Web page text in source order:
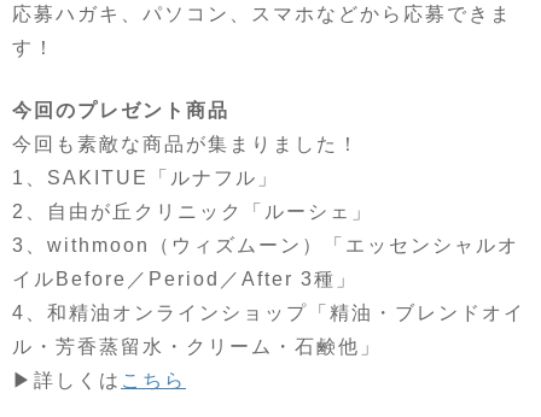
応募ハガキ、パソコン、スマホなどから応募できま
す！
今回のプレゼント商品
今回も素敵な商品が集まりました！
1、SAKITUE「ルナフル」
2、自由が丘クリニック「ルーシェ」
3、withmoon（ウィズムーン）「エッセンシャルオ
イルBefore／Period／After 3種」
4、和精油オンラインショップ「精油・ブレンドオイ
ル・芳香蒸留水・クリーム・石鹸他」
▶︎詳しくは こちら